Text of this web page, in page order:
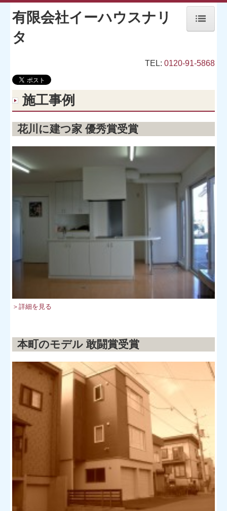
ホーム
リフォーム
注文住宅
施工事例
本町のモデル 敢闘賞受賞
伏古に建つ家
家づくりのこだわり
プライバシーポリシー
有限会社イーハウスナリ
タ
TEL: 0120-91-5868
施工事例
花川に建つ家 優秀賞受賞
＞詳細を見る
本町のモデル 敢闘賞受賞